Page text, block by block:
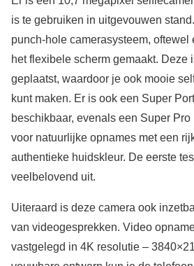
is te gebruiken in uitgevouwen
punch-hole camerasysteem, oftewel
het flexibele scherm gemaakt. Deze
geplaatst, waardoor je ook mooie
kunt maken. Er is ook een Super
beschikbaar, evenals een Super
voor natuurlijke opnames met een
authentieke huidskleur. De eerste
veelbelovend uit.
Uiteraard is deze camera ook
van videogesprekken. Video
vastgelegd in 4K resolutie –